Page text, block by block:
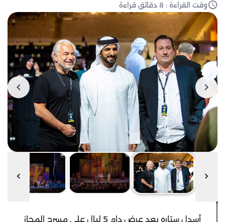
وقت القراءة : 8 دقائق قراءة
أسدل ستاره بعد عرض دام 5 ليال على مسرح المجاز